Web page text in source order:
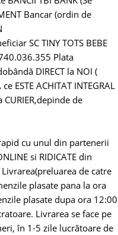
Bancar (ordin de
SC TINY TOTS BEBE
Plata
DIRECT la NOI (
ESTE ACHITAT INTEGRAL
de
cu unul din partenerii
si RIDICATE din
Livrarea(preluarea de catre
plasate pana la ora
plasate dupa ora 12:00
Livrarea se face pe
în 1-5 zile lucrătoare de